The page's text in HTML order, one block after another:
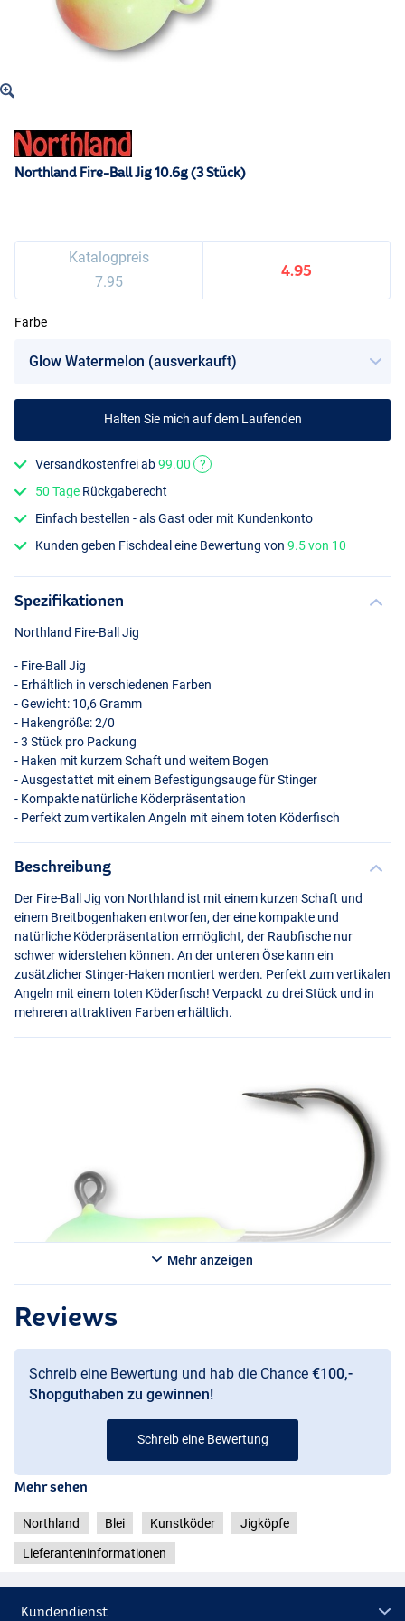
Northland Fire-Ball Jig 10.6g (3 Stück)
Katalogpreis
7.95
4.95
Farbe
Halten Sie mich auf dem Laufenden
Versandkostenfrei ab99.00
?
50 Tage Rückgaberecht
Einfach bestellen - als Gast oder mit Kundenkonto
Kunden geben Fischdeal eine Bewertung von9.5 von 10
Spezifikationen
Northland Fire-Ball Jig
- Fire-Ball Jig
- Erhältlich in verschiedenen Farben
- Gewicht: 10,6 Gramm
- Hakengröße: 2/0
- 3 Stück pro Packung
- Haken mit kurzem Schaft und weitem Bogen
- Ausgestattet mit einem Befestigungsauge für Stinger
- Kompakte natürliche Köderpräsentation
- Perfekt zum vertikalen Angeln mit einem toten Köderfisch
Beschreibung
Der Fire-Ball Jig von Northland ist mit einem kurzen Schaft und
einem Breitbogenhaken entworfen, der eine kompakte und
natürliche Köderpräsentation ermöglicht, der Raubfische nur
schwer widerstehen können. An der unteren Öse kann ein
zusätzlicher Stinger-Haken montiert werden. Perfekt zum vertikalen
Angeln mit einem toten Köderfisch! Verpackt zu drei Stück und in
mehreren attraktiven Farben erhältlich.
Mehr anzeigen
Reviews
Schreib eine Bewertung und hab die Chance €100,-
Shopguthaben zu gewinnen!
Schreib eine Bewertung
Mehr sehen
Northland Blei Kunstköder Jigköpfe
Lieferanteninformationen
Kundendienst